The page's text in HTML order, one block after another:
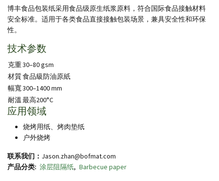
博丰食品包装纸采用食品级原生纸浆原料，符合国际食品接触材料
安全标准。适用于各类食品直接接触包装场景，兼具安全性和环保
性。
技术参数
克重30–80 gsm
材質食品級防油原紙
幅寬300–1400 mm
耐溫最高200°C
应用领域
烧烤用纸、烤肉垫纸
户外烧烤
联系我们： Jason.zhan@bofmat.com
产品分类 涂层阻隔纸 Barbecue paper